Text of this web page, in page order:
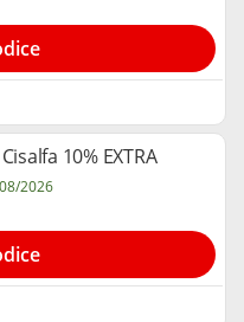
10% EXTRA
2026